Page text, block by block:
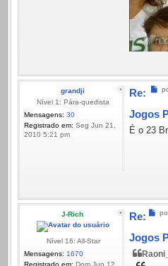
grandji
Nível 1: Pára-quedista
Mensagens: 30
Registrado em: Seg Jun 21,
2010 5:21 pm
Re:
Jogos
É o 23
J-Rich
Nível 16: All-Star
Mensagens: 1670
Re:
Jogos